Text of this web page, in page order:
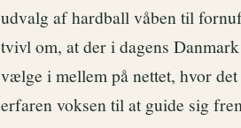
udvalg af hardball våben til
tvivl om, at der i dagens
vælge i mellem på nettet, hvor
erfaren voksen til at guide sig